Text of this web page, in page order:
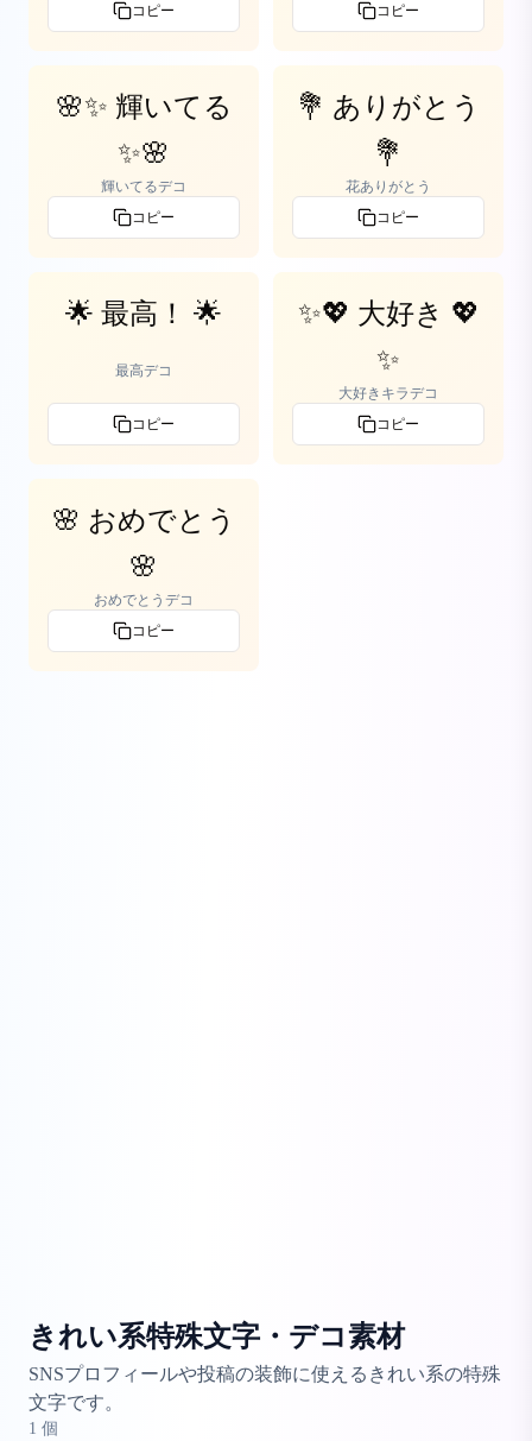
コピー コピー
🌸✨ 輝いてる
✨🌸
輝いてるデコ
コピー
💐 ありがとう
💐
花ありがとう
コピー
🌟 最高！ 🌟
最高デコ
コピー
✨💖 大好き 💖
✨
大好きキラデコ
コピー
🌸 おめでとう
🌸
おめでとうデコ
コピー
きれい系特殊文字・デコ素材
SNSプロフィールや投稿の装飾に使えるきれい系の特殊
文字です。
1 個